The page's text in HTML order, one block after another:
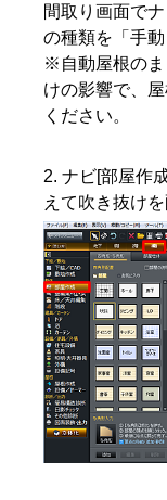
間取り画面で
の種類を「手
※自動屋根のま
けの影響で、
ください。
ナビ[部屋作
えて吹き抜けを